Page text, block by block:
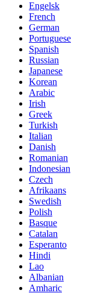
Engelsk
French
German
Portuguese
Spanish
Russian
Japanese
Korean
Arabic
Irish
Greek
Turkish
Italian
Danish
Romanian
Indonesian
Czech
Afrikaans
Swedish
Polish
Basque
Catalan
Esperanto
Hindi
Lao
Albanian
Amharic